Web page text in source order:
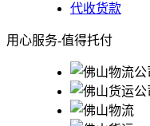
代收货款
用心服务-值得托付